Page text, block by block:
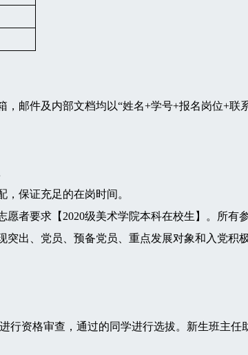
件及内部文档均以“姓名+学号+报名岗位+联系
保证充足的在岗时间。
要求【2020级美术学院本科在校生】。所有
、党员、预备党员、重点发展对象和入党积极
资格审查，通过的同学进行选拔。新生班主任